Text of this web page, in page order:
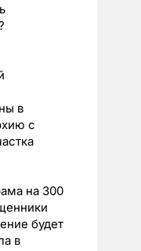
в
с
на 300
будет
в